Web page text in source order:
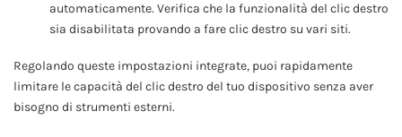
automaticamente. Verifica che la funzionalità del clic destro
sia disabilitata provando a fare clic destro su vari siti.
Regolando queste impostazioni integrate, puoi rapidamente
limitare le capacità del clic destro del tuo dispositivo senza aver
bisogno di strumenti esterni.